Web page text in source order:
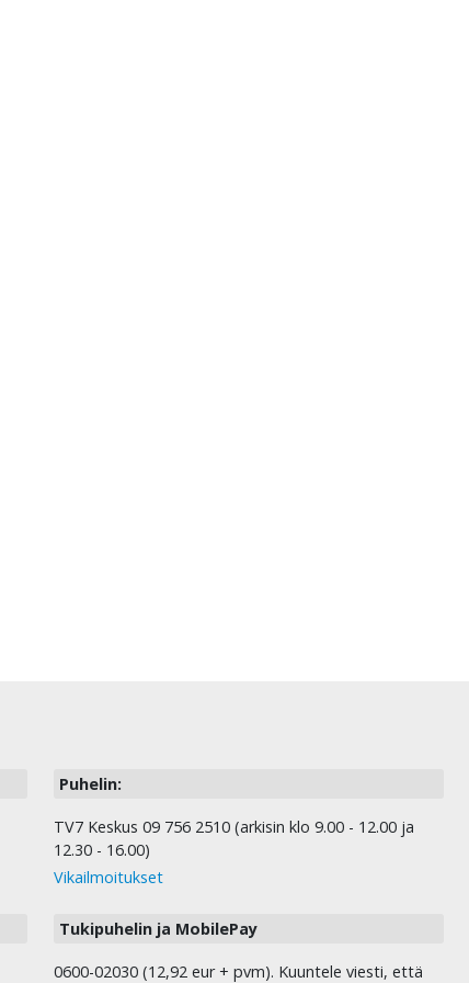
Puhelin:
TV7 Keskus 09 756 2510 (arkisin klo 9.00 - 12.00 ja
12.30 - 16.00)
Vikailmoitukset
Tukipuhelin ja MobilePay
0600-02030 (12,92 eur + pvm). Kuuntele viesti, että